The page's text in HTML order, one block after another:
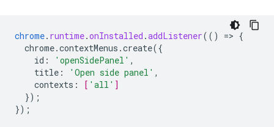
chrome. runtime.onInstalled .addListener(() => {
chrome.contextMenus.create({
id : 'openSidePanel' ,
title : 'Open side panel' ,
contexts : [ 'all' ]
});
});